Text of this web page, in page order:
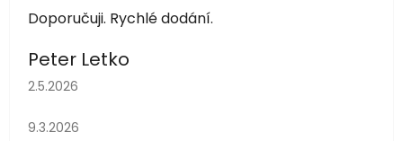
Doporučuji. Rychlé dodání.
Peter Letko
Hodnocení obchodu je 5 z 5 hvězdiček.
2.5.2026
Hodnocení obchodu je 5 z 5 hvězdiček.
9.3.2026